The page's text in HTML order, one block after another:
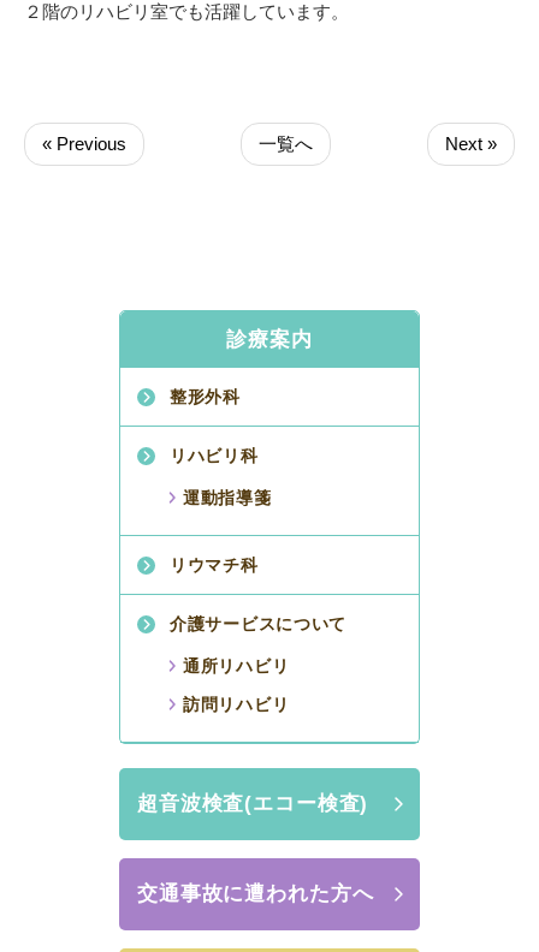
２階のリハビリ室でも活躍しています。
« Previous 一覧へ Next »
診療案内
整形外科
リハビリ科
運動指導箋
リウマチ科
介護サービスについて
通所リハビリ
訪問リハビリ
超音波検査(エコー検査)
交通事故に遭われた方へ